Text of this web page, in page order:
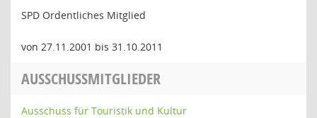
SPD Ordentliches Mitglied
von 27.11.2001 bis 31.10.2011
AUSSCHUSSMITGLIEDER
Ausschuss für Touristik und Kultur